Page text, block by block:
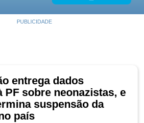
PUBLICIDADE
entrega dados
PF sobre neonazistas, e
suspensão da
país